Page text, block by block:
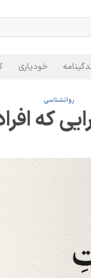
خودیاری
روانشناسی
که